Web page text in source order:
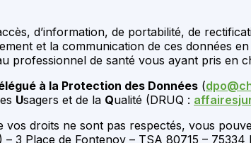
d’information, de portabilité, de
et la communication de ces données
professionnel de santé vous ayant pris en
à la Protection des Données (
Usagers et de la Qualité (DRUQ :
droits ne sont pas respectés, vous
3 Place de Fontenoy – TSA 80715 – 75334